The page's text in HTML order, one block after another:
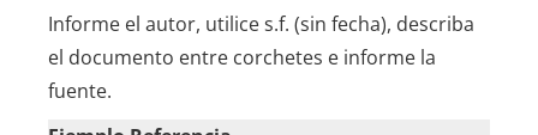
Informe el autor, utilice s.f. (sin fecha), describa
el documento entre corchetes e informe la
fuente.